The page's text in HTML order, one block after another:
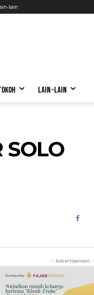
lain
LAIN-LAIN
SOLO
- Advertisement -